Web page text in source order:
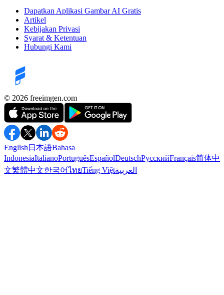
Dapatkan Aplikasi Gambar AI Gratis
Artikel
Kebijakan Privasi
Syarat & Ketentuan
Hubungi Kami
©️ 2026 freeimgen.com
English 日本語Bahasa
IndonesiaItalianoPortuguêsEspañolDeutschРусскийFrançais简体中
文繁體中文한국어ไทยTiếng Việtالعربية